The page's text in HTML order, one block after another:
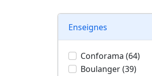
Enseignes
Conforama (64)
Boulanger (39)